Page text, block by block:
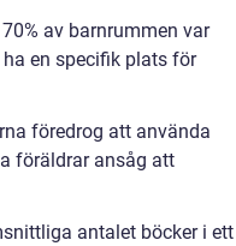
av barnrummen var
en specifik plats för
föredrog att använda
föräldrar ansåg att
antalet böcker i ett